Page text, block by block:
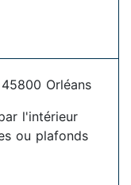
45800 Orléans
l'intérieur
ou plafonds